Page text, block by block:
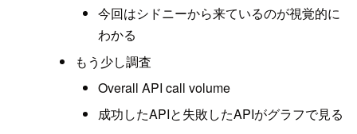
今回はシドニーから来ているのが視覚的に
わかる
もう少し調査
Overall API call volume
成功したAPIと失敗したAPIがグラフで見る